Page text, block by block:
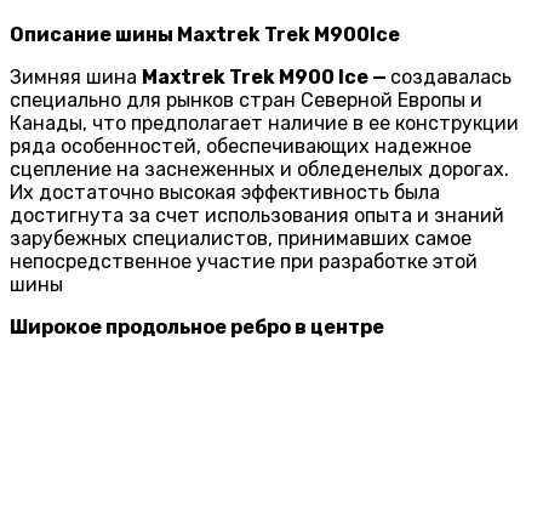
Описание шины Maxtrek Trek M900Ice
Зимняя шина Maxtrek Trek M900 Ice — создавалась
специально для рынков стран Северной Европы и
Канады, что предполагает наличие в ее конструкции
ряда особенностей, обеспечивающих надежное
сцепление на заснеженных и обледенелых дорогах.
Их достаточно высокая эффективность была
достигнута за счет использования опыта и знаний
зарубежных специалистов, принимавших самое
непосредственное участие при разработке этой
шины
Широкое продольное ребро в центре